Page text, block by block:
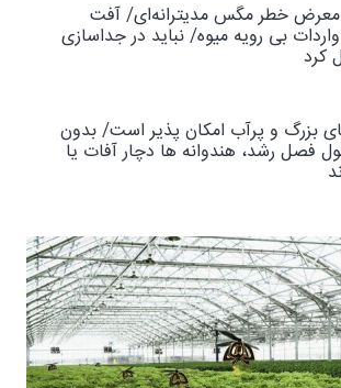
در معرض خطر مگس مدیترانه‌ای/ آفت
بی رویه میوه/ نباید در جداسازی
کرد
بزرگ و پرآب امکان پذیر است/ بدون
فصل رشد، هندوانه ها دچار آفات یا